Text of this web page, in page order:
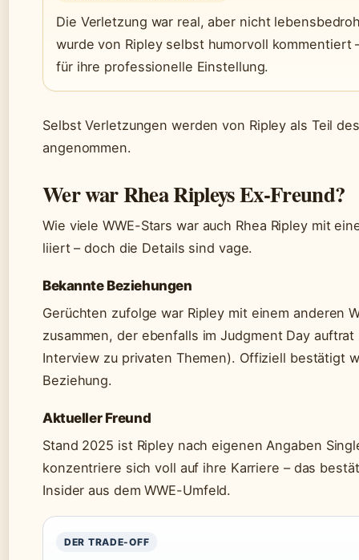
Die Verletzung war real, aber nicht
wurde von Ripley selbst humorvoll kommentiert
für ihre professionelle Einstellung.
Selbst Verletzungen werden von Ripley als Teil
angenommen.
Wer war Rhea Ripleys Ex-Freund?
Wie viele WWE-Stars war auch Rhea Ripley mit
liiert – doch die Details sind vage.
Bekannte Beziehungen
Gerüchten zufolge war Ripley mit einem anderen
zusammen, der ebenfalls im Judgment Day auftrat
Interview zu privaten Themen). Offiziell bestätigt
Beziehung.
Aktueller Freund
Stand 2025 ist Ripley nach eigenen Angaben
konzentriere sich voll auf ihre Karriere – das
Insider aus dem WWE-Umfeld.
DER TRADE-OFF